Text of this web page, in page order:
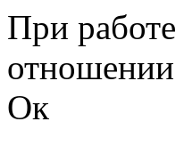
Перейти к основному
При
отношении
Ок